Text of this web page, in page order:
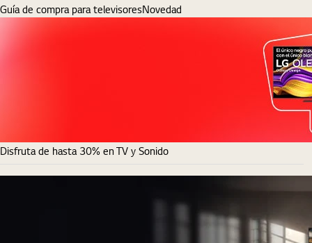
Guía de compra para televisoresNovedad
Disfruta de hasta 30% en TV y Sonido